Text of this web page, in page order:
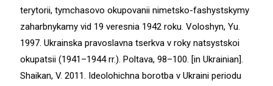
terytorii, tymchasovo okupovanii nimetsko-fashystskymy
zaharbnykamy vid 19 veresnia 1942 roku. Voloshyn, Yu.
1997. Ukrainska pravoslavna tserkva v roky natsystskoi
okupatsii (1941–1944 rr.). Poltava, 98–100. [in Ukrainian].
Shaikan, V. 2011. Ideolohichna borotba v Ukraini periodu